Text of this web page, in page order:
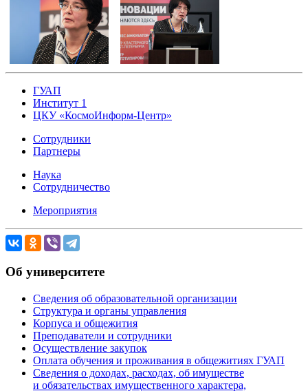
ГУАП
Институт 1
ЦКУ «КосмоИнформ-Центр»
Сотрудники
Партнеры
Наука
Сотрудничество
Мероприятия
Об университете
Сведения об образовательной организации
Структура и органы управления
Корпуса и общежития
Преподаватели и сотрудники
Осуществление закупок
Оплата обучения и проживания в общежитиях ГУАП
Сведения о доходах, расходах, об имуществе
и обязательствах имущественного характера,